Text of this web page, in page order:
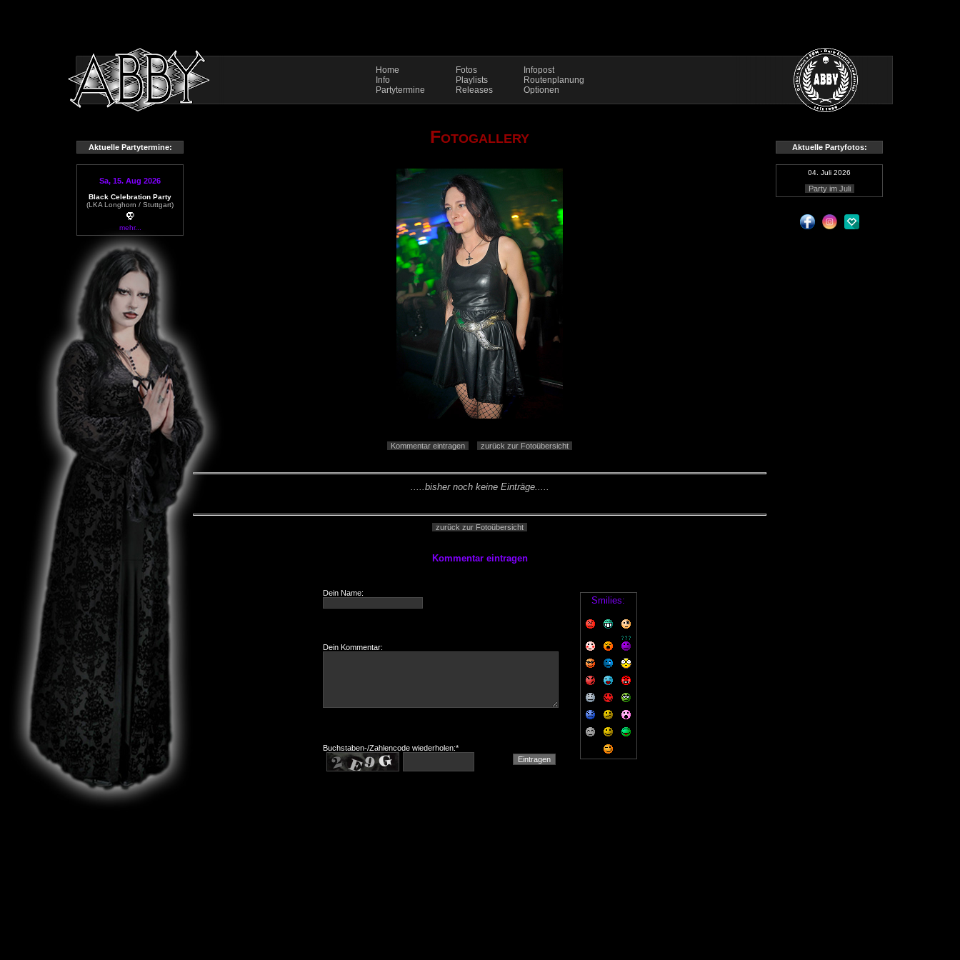
Home
Info
Partytermine
Fotos
Playlists
Releases
Infopost
Routenplanung
Optionen
Aktuelle Partytermine:
Sa, 15. Aug 2026
Black Celebration Party
(LKA Longhorn / Stuttgart)
mehr...
Fotogallery
Kommentar eintragen zurück zur Fotoübersicht
.....bisher noch keine Einträge.....
zurück zur Fotoübersicht
Kommentar eintragen
Dein Name:
Smilies:
Dein Kommentar:
Buchstaben-/Zahlencode wiederholen:*
Aktuelle Partyfotos:
04. Juli 2026
Party im Juli